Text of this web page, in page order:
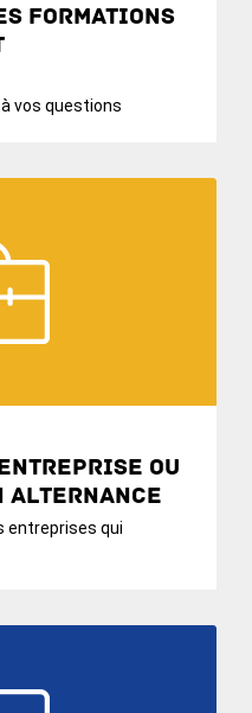
formations
vos questions
ou
alternance
entreprises qui